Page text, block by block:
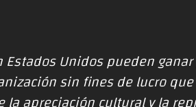
Unidos pueden
sin fines de lucro